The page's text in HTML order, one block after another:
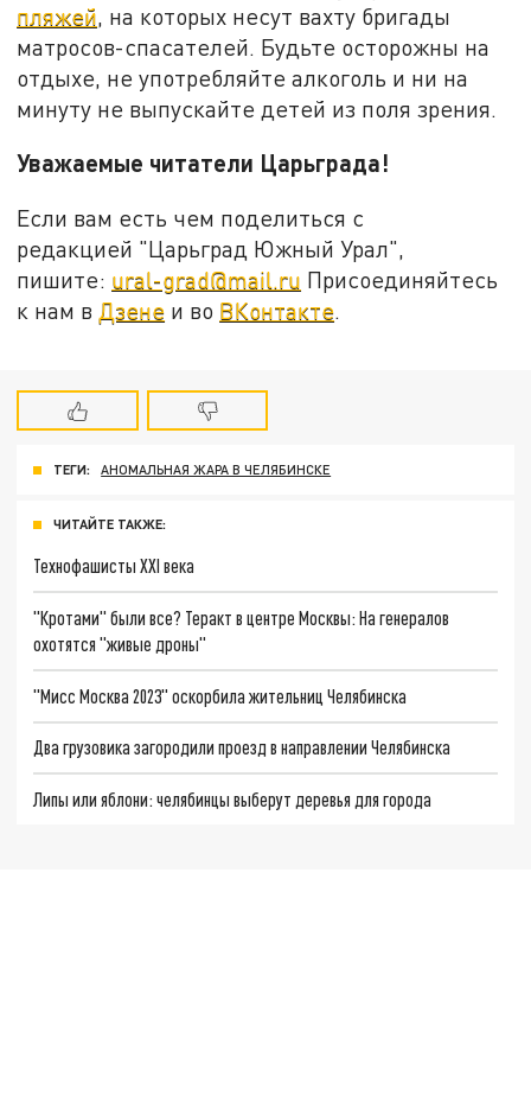
пляжей , на которых несут вахту бригады
матросов-спасателей. Будьте осторожны на
отдыхе, не употребляйте алкоголь и ни на
минуту не выпускайте детей из поля зрения.
Уважаемые читатели Царьграда!
Если вам есть чем поделиться с
редакцией "Царьград Южный Урал",
пишите: ural-grad@mail.ru Присоединяйтесь
к нам в Дзене и во ВКонтакте.
ТЕГИ: АНОМАЛЬНАЯ ЖАРА В ЧЕЛЯБИНСКЕ
ЧИТАЙТЕ ТАКЖЕ:
Технофашисты XXI века
"Кротами" были все? Теракт в центре Москвы: На генералов
охотятся "живые дроны"
"Мисс Москва 2023" оскорбила жительниц Челябинска
Два грузовика загородили проезд в направлении Челябинска
Липы или яблони: челябинцы выберут деревья для города